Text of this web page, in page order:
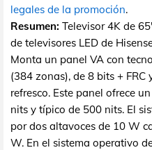
legales de la promoción.
Resumen: Televisor 4K de
de televisores LED de
Monta un panel VA con
(384 zonas), de 8 bits +
refresco. Este panel ofrece
nits y típico de 500 nits. El
por dos altavoces de 10 W
W. En el sistema operativo